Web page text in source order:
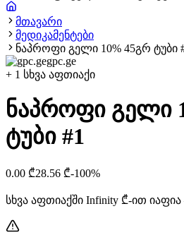
მთავარი
მედიკამენტები
ნაპროფი გელი 10% 45გრ ტუბი
gpc.ge
+ 1 სხვა აფთიაქი
ნაპროფი გელი
ტუბი #1
0.00 ₾28.56 ₾-100%
სხვა აფთიაქში Infinity ₾-ით